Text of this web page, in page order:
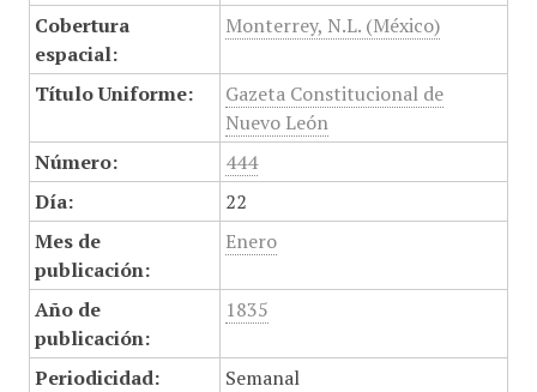
Cobertura
espacial:
Monterrey, N.L. (México)
Título Uniforme:
Gazeta Constitucional de
Nuevo León
Número:
444
Día:
22
Mes de
publicación:
Enero
Año de
publicación:
1835
Periodicidad:
Semanal